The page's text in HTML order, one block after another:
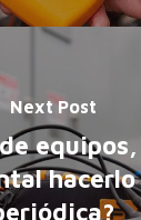
Next Post